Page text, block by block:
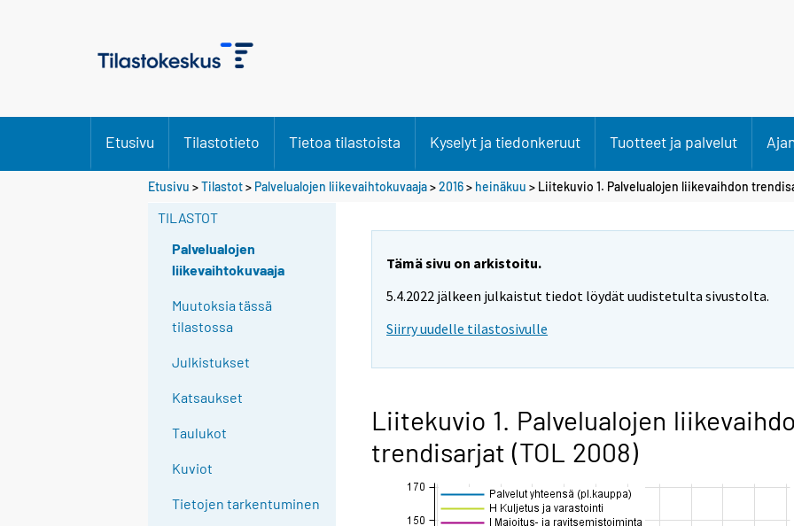
Etusivu Tilastotieto Tietoa tilastoista Kyselyt ja tiedonkeruut Tuotteet ja palvelut
Etusivu >Tilastot> Palvelualojen liikevaihtokuvaaja>2016> heinäkuu > Liitekuvio 1. Palvelualojen liikevaihdon
TILASTOT
Palvelualojen
liikevaihtokuvaaja
Muutoksia tässä
tilastossa
Julkistukset
Katsaukset
Taulukot
Kuviot
Tietojen tarkentuminen
Tämä sivu on arkistoitu.
5.4.2022 jälkeen julkaistut tiedot löydät uudistetulta sivustolta.
Siirry uudelle tilastosivulle
Liitekuvio 1. Palvelualojen
trendisarjat (TOL 2008)